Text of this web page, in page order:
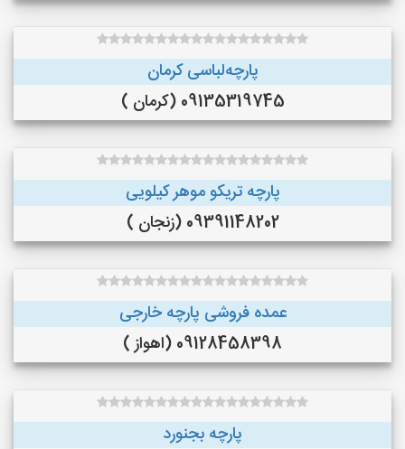
پارچه‌لباسی کرمان
09135319745 (کرمان )
پارچه تریکو موهر کیلویی
09391148202 (زنجان )
عمده فروشی پارچه خارجی
09128458398 (اهواز )
پارچه بجنورد